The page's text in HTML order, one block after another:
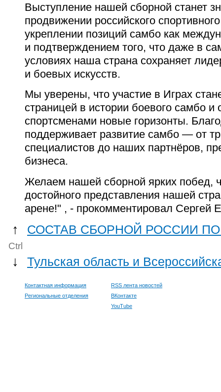
Выступление нашей сборной станет
продвижении российского
укреплении позиций самбо как
и подтверждением того, что даже в
условиях наша страна сохраняет
и боевых искусств.
Мы уверены, что участие в Играх
страницей в истории боевого самбо
спортсменами новые горизонты.
поддерживает развитие самбо — от
специалистов до наших партнёров,
бизнеса.
Желаем нашей сборной ярких побед,
достойного представления нашей
арене!" , - прокомментировал Сергей
↑ СОСТАВ СБОРНОЙ РОССИИ
Ctrl
↓ Тульская область и
Контактная информация
Региональные отделения
RSS лента новостей
ВКонтакте
YouTube